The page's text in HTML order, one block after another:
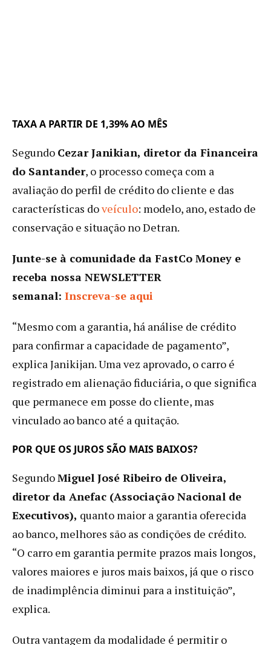
TAXA A PARTIR DE 1,39% AO MÊS
Segundo Cezar Janikian, diretor da Financeira
do Santander, o processo começa com a
avaliação do perfil de crédito do cliente e das
características doveículo: modelo, ano, estado de
conservação e situação no Detran.
Junte-se à comunidade da FastCo Money e
receba nossa NEWSLETTER
semanal: Inscreva-se aqui
“Mesmo com a garantia, há análise de crédito
para confirmar a capacidade de pagamento”,
explica Janikijan. Uma vez aprovado, o carro é
registrado em alienação fiduciária, o que significa
que permanece em posse do cliente, mas
vinculado ao banco até a quitação.
POR QUE OS JUROS SÃO MAIS BAIXOS?
SegundoMiguel José Ribeiro de Oliveira,
diretor da Anefac (Associação Nacional de
Executivos), quanto maior a garantia oferecida
ao banco, melhores são as condições de crédito.
“O carro em garantia permite prazos mais longos,
valores maiores e juros mais baixos, já que o risco
de inadimplência diminui para a instituição”,
explica.
Outra vantagem da modalidade é permitir o